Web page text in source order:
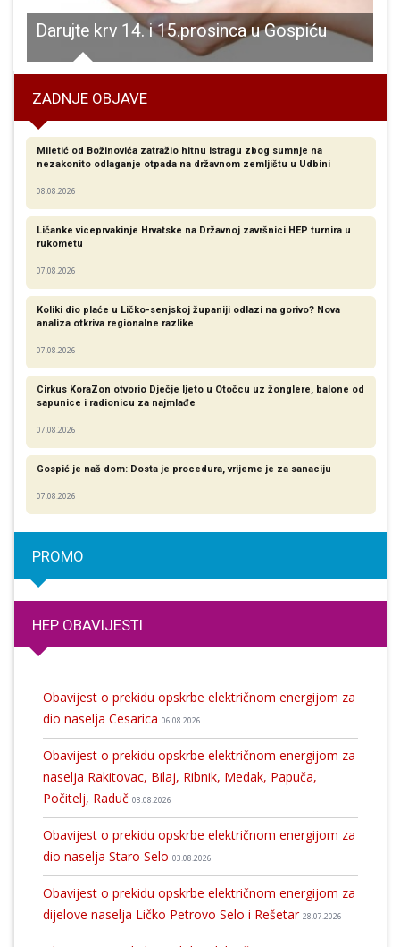
Darujte krv 14. i 15.prosinca u Gospiću
ZADNJE OBJAVE
Miletić od Božinovića zatražio hitnu istragu zbog sumnje na
nezakonito odlaganje otpada na državnom zemljištu u Udbini
08.08.2026
Ličanke viceprvakinje Hrvatske na Državnoj završnici HEP turnira u
rukometu
07.08.2026
Koliki dio plaće u Ličko-senjskoj županiji odlazi na gorivo? Nova
analiza otkriva regionalne razlike​
07.08.2026
Cirkus KoraZon otvorio Dječje ljeto u Otočcu uz žonglere, balone od
sapunice i radionicu za najmlađe
07.08.2026
Gospić je naš dom: Dosta je procedura, vrijeme je za sanaciju
07.08.2026
PROMO
HEP OBAVIJESTI
Obavijest o prekidu opskrbe električnom energijom za
dio naselja Cesarica 06.08.2026
Obavijest o prekidu opskrbe električnom energijom za
naselja Rakitovac, Bilaj, Ribnik, Medak, Papuča,
Počitelj, Raduč 03.08.2026
Obavijest o prekidu opskrbe električnom energijom za
dio naselja Staro Selo 03.08.2026
Obavijest o prekidu opskrbe električnom energijom za
dijelove naselja Ličko Petrovo Selo i Rešetar 28.07.2026